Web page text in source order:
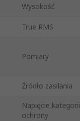
Wysokość
True RMS
Pomiary
Źródło zasilania
Napięcie kategorii
ochrony